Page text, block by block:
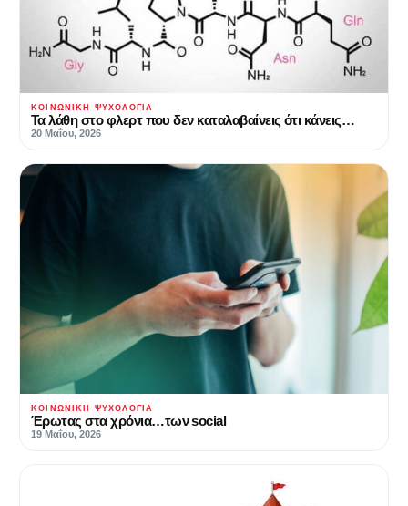
ΚΟΙΝΩΝΙΚΉ ΨΥΧΟΛΟΓΊΑ
Τα λάθη στο φλερτ που δεν καταλαβαίνεις ότι κάνεις…
20 Μαΐου, 2026
ΚΟΙΝΩΝΙΚΉ ΨΥΧΟΛΟΓΊΑ
Έρωτας στα χρόνια…των social
19 Μαΐου, 2026